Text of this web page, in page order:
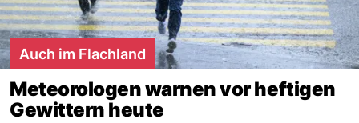
Auch im Flachland
Meteorologen warnen vor heftigen
Gewittern heute